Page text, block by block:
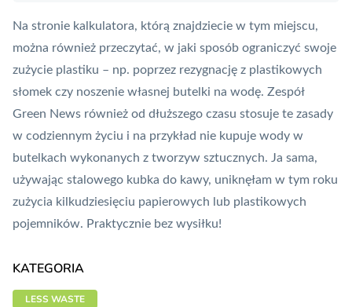
Na stronie kalkulatora, którą znajdziecie w tym miejscu,
można również przeczytać, w jaki sposób ograniczyć swoje
zużycie plastiku – np. poprzez rezygnację z plastikowych
słomek czy noszenie własnej butelki na wodę. Zespół
Green News również od dłuższego czasu stosuje te zasady
w codziennym życiu i na przykład nie kupuje wody w
butelkach wykonanych z tworzyw sztucznych. Ja sama,
używając stalowego kubka do kawy, uniknęłam w tym roku
zużycia kilkudziesięciu papierowych lub plastikowych
pojemników. Praktycznie bez wysiłku!
KATEGORIA
LESS WASTE